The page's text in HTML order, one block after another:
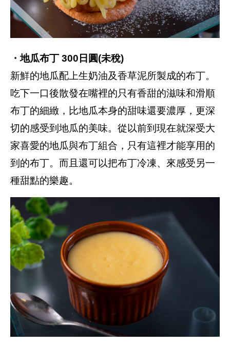
・地瓜布丁 300日圓(未稅)
新鮮的地瓜配上生奶油及香草泥所製成的布丁。
吃下一口後散發在嘴裡的只有香甜的滋味和滑順
布丁的細緻，比地瓜本身的甜味還要濃厚，更深
切的感受到地瓜的美味。從以前到現在就深受大
家喜愛的地瓜與布丁組合，只有這裡才能享用的
到的布丁。而且還可以把布丁冷凍、來感受另一
種甜點的樂趣。